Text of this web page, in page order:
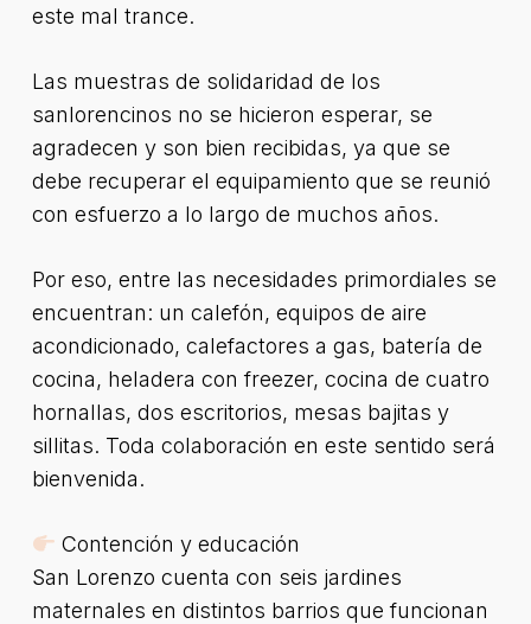
este mal trance.
Las muestras de solidaridad de los
sanlorencinos no se hicieron esperar, se
agradecen y son bien recibidas, ya que se
debe recuperar el equipamiento que se reunió
con esfuerzo a lo largo de muchos años.
Por eso, entre las necesidades primordiales se
encuentran: un calefón, equipos de aire
acondicionado, calefactores a gas, batería de
cocina, heladera con freezer, cocina de cuatro
hornallas, dos escritorios, mesas bajitas y
sillitas. Toda colaboración en este sentido será
bienvenida.
Contención y educación
San Lorenzo cuenta con seis jardines
maternales en distintos barrios que funcionan